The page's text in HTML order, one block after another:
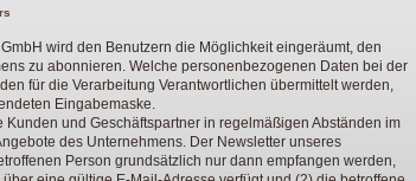
wird den Benutzern die Möglichkeit eingeräumt, den
zu abonnieren. Welche personenbezogenen Daten bei der
für die Verarbeitung Verantwortlichen übermittelt werden,
Eingabemaske.
Kunden und Geschäftspartner in regelmäßigen Abständen im
des Unternehmens. Der Newsletter unseres
Person grundsätzlich nur dann empfangen werden,